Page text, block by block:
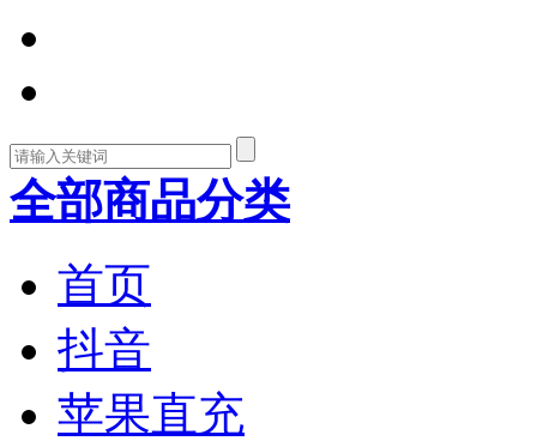
全部商品分类
首页
抖音
苹果直充